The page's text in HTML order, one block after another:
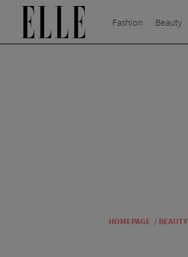
Fashion Beauty
HOMEPAGE / BEAUTY